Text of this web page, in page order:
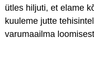
ütles hiljuti, et elame
kuuleme jutte
varumaailma